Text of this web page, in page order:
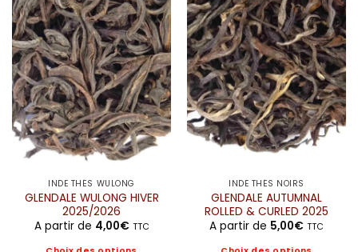
Les
options
peuvent
être
choisies
sur
la
page
du
produit
INDE THÉS WULONG
GLENDALE WULONG HIVER
2025/2026
A partir de 4,00€ TTC
INDE THÉS NOIRS
GLENDALE AUTUMNAL
ROLLED & CURLED 2025
A partir de 5,00€ TTC